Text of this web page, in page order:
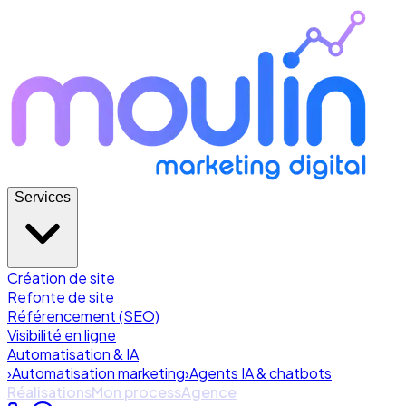
Services
Création de site
Refonte de site
Référencement (SEO)
Visibilité en ligne
Automatisation & IA
›Automatisation marketing›Agents IA & chatbots
RéalisationsMon processAgence